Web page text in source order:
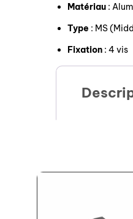
Matériau :
Type : MS
Fixation : 4 vis